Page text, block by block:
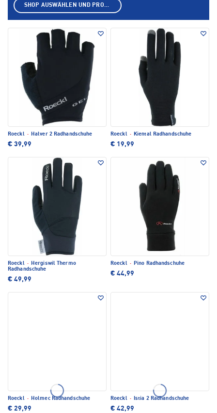
Roeckl · Halver 2 Radhandschuhe
€ 39,99
Roeckl · Kiental Radhandschuhe
€ 19,99
Roeckl · Hergiswil Thermo
Radhandschuhe
€ 49,99
Roeckl · Pino Radhandschuhe
€ 44,99
Roeckl · Holmec Radhandschuhe
€ 29,99
Roeckl · Istia 2 Radhandschuhe
€ 42,99
SHOP AUSWÄHLEN UND PRODUKTE ANZEIGEN